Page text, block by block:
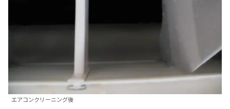
エアコンクリーニング後